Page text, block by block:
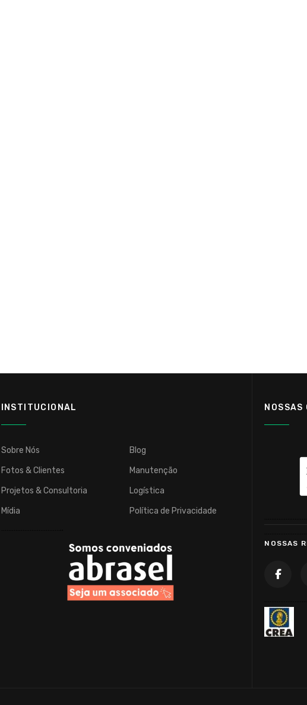
INSTITUCIONAL
Sobre Nós
Fotos & Clientes
Projetos & Consultoria
Mídia
Blog
Manutenção
Logística
Política de Privacidade
NOSSAS